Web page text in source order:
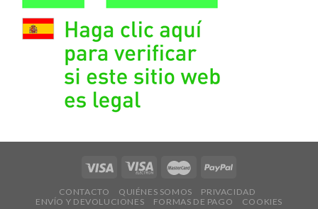
CONTACTO QUIÉNES SOMOS
PRIVACIDAD
ENVÍO Y DEVOLUCIONES
FORMAS DE PAGO
COOKIES